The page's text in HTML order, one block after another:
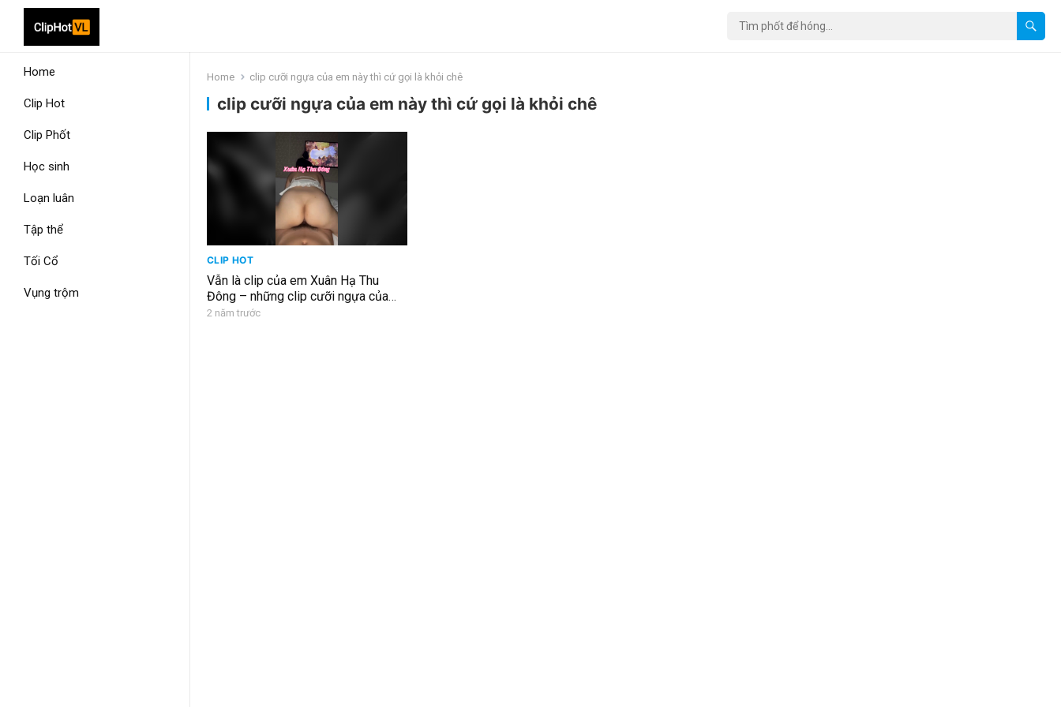
Home
Clip Hot
Clip Phốt
Học sinh
Loạn luân
Tập thể
Tối Cổ
Vụng trộm
Home clip cưỡi ngựa của em này thì cứ gọi là khỏi chê
clip cưỡi ngựa của em này thì cứ gọi là khỏi chê
CLIP HOT
Vẫn là clip của em Xuân Hạ Thu
Đông – những clip cưỡi ngựa của
em này thì cứ gọi là khỏi chê lun =))
2 năm trước